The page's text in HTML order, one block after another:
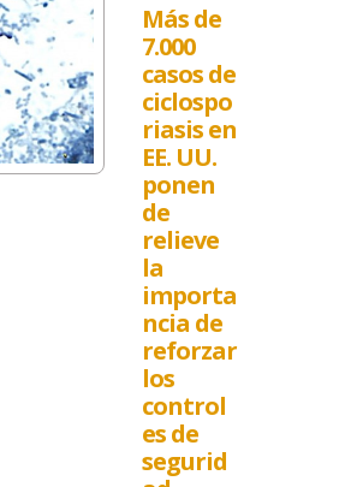
Más de
7.000
casos de
ciclospo
riasis en
EE. UU.
ponen
de
relieve
la
importa
ncia de
reforzar
los
control
es de
segurid